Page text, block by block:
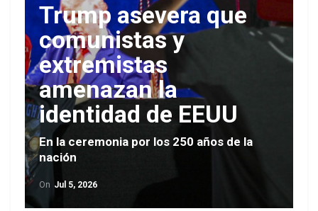
Trump asevera que
comunistas y
extremistas
amenazan la
identidad de EEUU
En la ceremonia por los 250 años de la
nación
On Jul 5, 2026